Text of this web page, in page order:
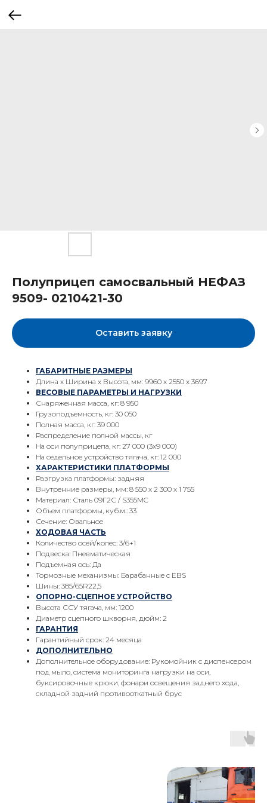
Полуприцеп самосвальный НЕФАЗ
9509- 0210421-30
Оставить заявку
ГАБАРИТНЫЕ РАЗМЕРЫ
Длина х Ширина х Высота, мм: 9960 х 2550 х 3697
ВЕСОВЫЕ ПАРАМЕТРЫ И НАГРУЗКИ
Снаряженная масса, кг: 8 950
Грузоподъемность, кг: 30 050
Полная масса, кг: 39 000
Распределение полной массы, кг
На оси полуприцепа, кг: 27 000 (3х9 000)
На седельное устройство тягача, кг: 12 000
ХАРАКТЕРИСТИКИ ПЛАТФОРМЫ
Разгрузка платформы: задняя
Внутренние размеры, мм: 8 550 х 2 300 х 1 755
Материал: Сталь 09Г2С / S355MC
Объем платформы, куб.м.: 33
Сечение: Овальное
ХОДОВАЯ ЧАСТЬ
Количество осей/колес: 3/6+1
Подвеска: Пневматическая
Подъемная ось: Да
Тормозные механизмы: Барабанные с EBS
Шины: 385/65R22,5
ОПОРНО-СЦЕПНОЕ УСТРОЙСТВО
Высота ССУ тягача, мм: 1200
Диаметр сцепного шкворня, дюйм: 2
ГАРАНТИЯ
Гарантийный срок: 24 месяца
ДОПОЛНИТЕЛЬНО
Дополнительное оборудование: Рукомойник с диспенсером
под мыло, система мониторинга нагрузки на оси,
буксировочные крюки, фонари освещения заднего хода,
складной задний противооткатный брус